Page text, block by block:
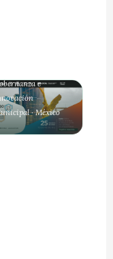
e
· México